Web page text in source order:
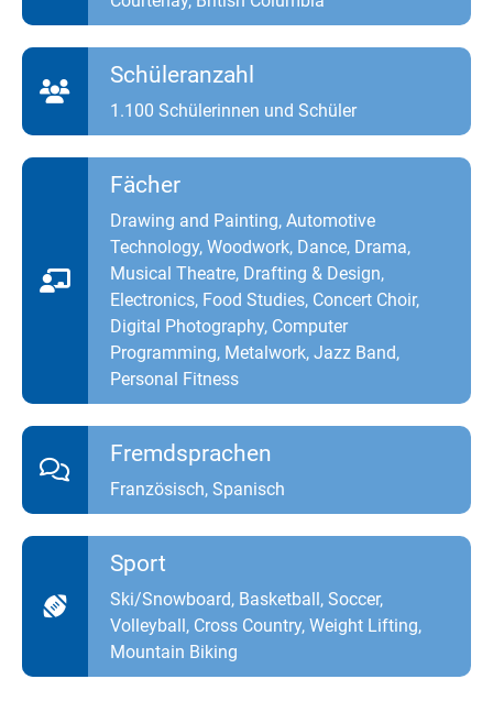
Schüleranzahl
1.100 Schülerinnen und Schüler
Fächer
Drawing and Painting, Automotive
Technology, Woodwork, Dance, Drama,
Musical Theatre, Drafting & Design,
Electronics, Food Studies, Concert Choir,
Digital Photography, Computer
Programming, Metalwork, Jazz Band,
Personal Fitness
Fremdsprachen
Französisch, Spanisch
Sport
Ski/Snowboard, Basketball, Soccer,
Volleyball, Cross Country, Weight Lifting,
Mountain Biking